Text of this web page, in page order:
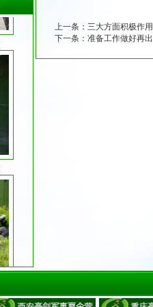
上一条： 三大方面积极作
下一条： 准备工作做好再